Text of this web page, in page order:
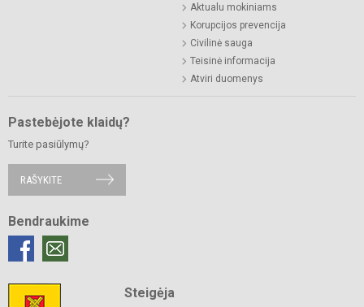
Aktualu mokiniams
Korupcijos prevencija
Civilinė sauga
Teisinė informacija
Atviri duomenys
Pastebėjote klaidų?
Turite pasiūlymų?
RAŠYKITE
Bendraukime
Steigėja